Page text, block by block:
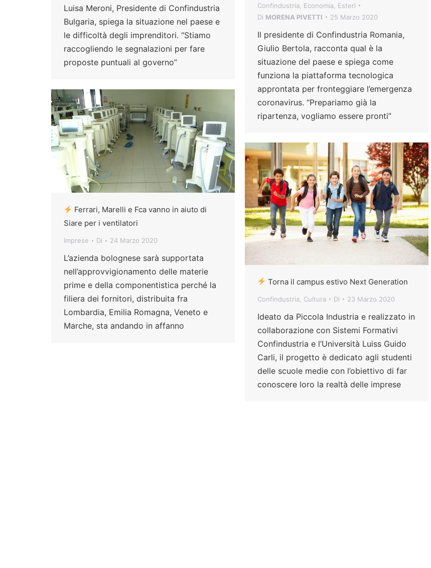
Luisa Meroni, Presidente di Confindustria
Bulgaria, spiega la situazione nel paese e
le difficoltà degli imprenditori. “Stiamo
raccogliendo le segnalazioni per fare
proposte puntuali al governo”
Confindustria Economia
Esteri
Di MORENA PIVETTI 25 Marzo 2020
Il presidente di Confindustria Romania,
Giulio Bertola, racconta qual è la
situazione del paese e spiega come
funziona la piattaforma tecnologica
approntata per fronteggiare l’emergenza
coronavirus. “Prepariamo già la
ripartenza, vogliamo essere pronti”
Ferrari, Marelli e Fca vanno in aiuto di
Siare per i ventilatori
Imprese Di 24 Marzo 2020
L’azienda bolognese sarà supportata
nell’approvvigionamento delle materie
prime e della componentistica perché la
filiera dei fornitori, distribuita fra
Lombardia, Emilia Romagna, Veneto e
Marche, sta andando in affanno
Torna il campus estivo Next Generation
Confindustria Cultura Di 23 Marzo 2020
Ideato da Piccola Industria e realizzato in
collaborazione con Sistemi Formativi
Confindustria e l’Università Luiss Guido
Carli, il progetto è dedicato agli studenti
delle scuole medie con l’obiettivo di far
conoscere loro la realtà delle imprese